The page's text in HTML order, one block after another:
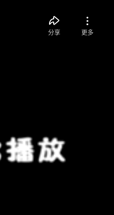
分享 更多